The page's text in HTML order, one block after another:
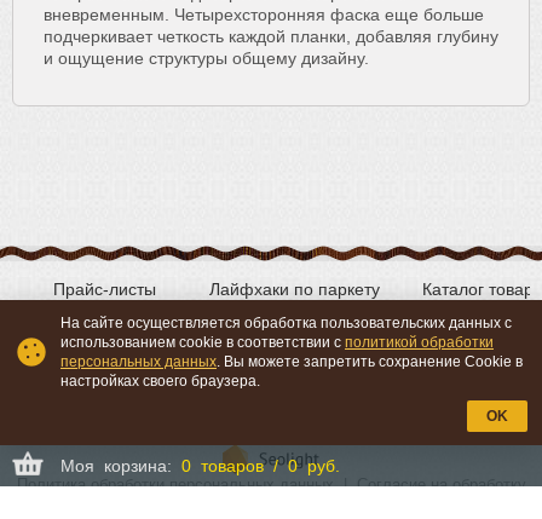
Моя корзина: 0 товаров / 0 руб.
вневременным. Четырехсторонняя фаска еще больше
подчеркивает четкость каждой планки, добавляя глубину
и ощущение структуры общему дизайну.
Лайфхаки по паркету Каталог
Прайс-листы
Политика обработки персональных данных | Согласие на обработку
На сайте осуществляется обработка пользовательских данных с
использованием cookie в соответствии с политикой обработки
персональных данных. Вы можете запретить сохранение Cookie в
настройках своего браузера.
OK